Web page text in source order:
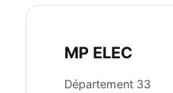
MP ELEC
Département 33